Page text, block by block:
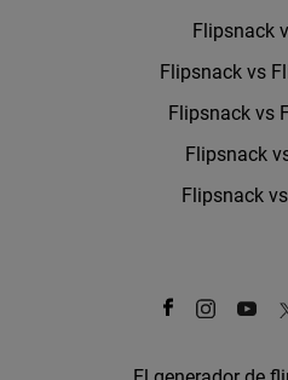
Flipsnack
Flipsnack vs
Flipsnack vs
Flipsnack
Flipsnack